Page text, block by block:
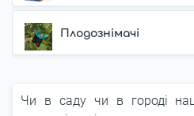
Плодознімачі
Чи в саду чи в городі